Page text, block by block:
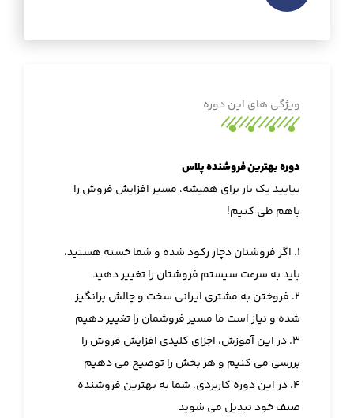
ویژگی های این دوره
دوره بهترین فروشنده پلاس
بیایید یک بار برای همیشه، مسیر افزایش فروش را
باهم طی کنیم‌!
۱. اگر فروشتان دچار رکود شده و شما خسته هستید،
باید به سرعت سیستم فروشتان را تغییر دهید
۲. فروختن به مشتری ایرانی سخت و چالش برانگیز
شده و نیاز است ما مسیر فروشمان را تغییر دهیم
۳. در این آموزش، اجزای کلیدی افزایش فروش را
بررسی می کنیم و هر بخش را توضیح می دهیم
۴. در این دوره کاربردی، شما به بهترین فروشنده
صنف خود تبدیل می شوید